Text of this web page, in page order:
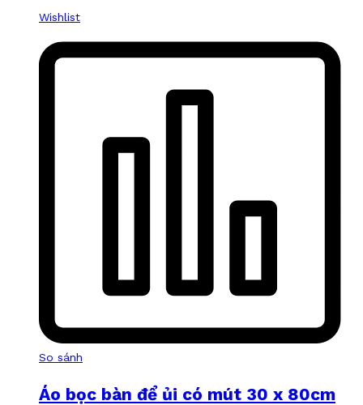
Wishlist
So sánh
Áo bọc bàn để ủi có mút 30 x 80cm